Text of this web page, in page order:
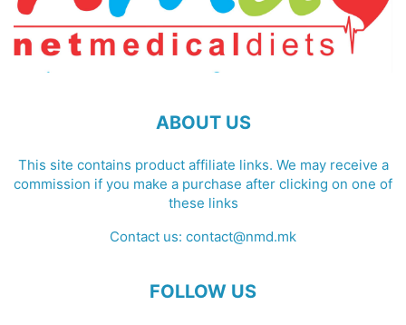
ABOUT US
This site contains product affiliate links. We may receive a
commission if you make a purchase after clicking on one of
these links
Contact us: contact@nmd.mk
FOLLOW US